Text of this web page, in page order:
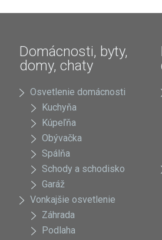
Domácnosti, byty,
domy, chaty
Osvetlenie domácnosti
Kuchyňa
Kúpeľňa
Obývačka
Spálňa
Schody a schodisko
Garáž
Vonkajšie osvetlenie
Záhrada
Podlaha